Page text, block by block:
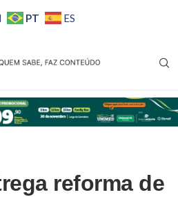
PT ES
reforma de